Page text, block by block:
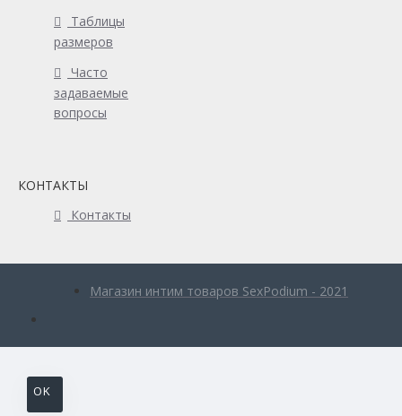
Таблицы
размеров
Часто
задаваемые
вопросы
КОНТАКТЫ
Контакты
Магазин интим товаров SexPodium - 2021
OK